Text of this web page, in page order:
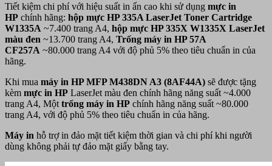
Tiết kiệm chi phí với hiệu suất in ấn cao khi sử dụng mực in
HP chính hãng: hộp mực HP 335A LaserJet Toner Cartridge
W1335A ~7.400 trang A4, hộp mực HP 335X W1335X LaserJet
màu đen ~13.700 trang A4, Trống máy in HP 57A
CF257A ~80.000 trang A4 với độ phủ 5% theo tiêu chuẩn in của
hãng.
Khi mua máy in HP MFP M438DN A3 (8AF44A) sẽ được tặng
kèm mực in HP LaserJet màu đen chính hãng năng suất ~4.000
trang A4, Một trống máy in HP chính hãng năng suất ~80.000
trang A4, với độ phủ 5% theo tiêu chuẩn in của hãng.
Máy in hỗ trợ in đảo mặt tiết kiệm thời gian và chi phí khi người
dùng không phải tự đảo mặt giấy bằng tay.